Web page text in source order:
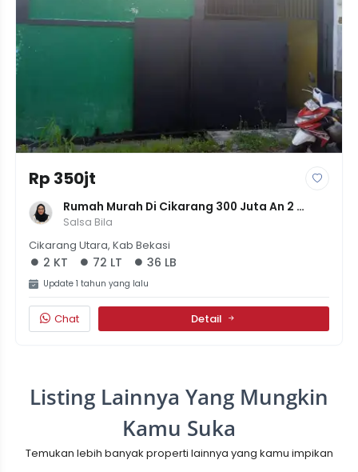
Rp 350jt
Rumah Murah Di Cikarang 300 Juta An 2
Kamar Kondisi Apaadanya
Salsa Bila
Cikarang Utara, Kab Bekasi
2 KT 72 LT 36 LB
Update 1 tahun yang lalu
Chat Detail
Listing Lainnya Yang Mungkin
Kamu Suka
Temukan lebih banyak properti lainnya yang kamu impikan